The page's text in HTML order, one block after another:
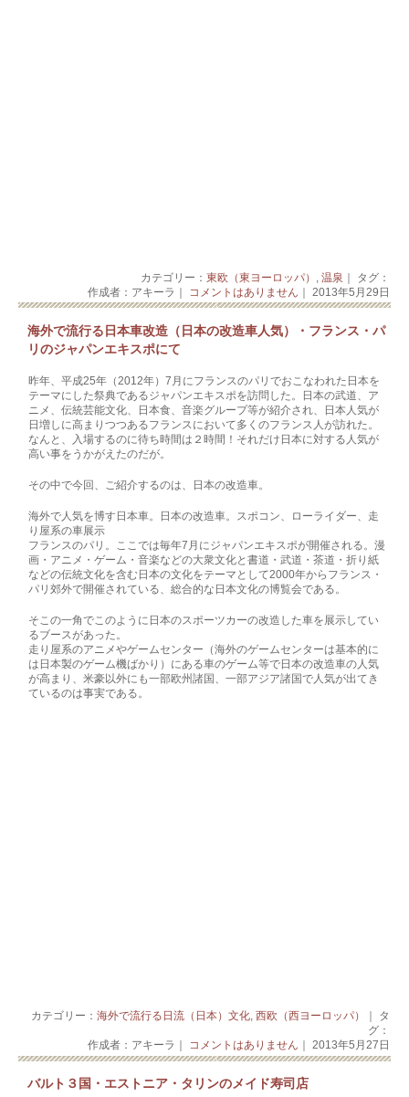
カテゴリー： 東欧（東ヨーロッパ） , 温泉 ｜ タグ：
作成者：アキーラ｜ コメントはありません ｜ 2013年5月29日
海外で流行る日本車改造（日本の改造車人気）・フランス・パ
リのジャパンエキスポにて
昨年、平成25年（2012年）7月にフランスのパリでおこなわれた日本を
テーマにした祭典であるジャパンエキスポを訪問した。日本の武道、ア
ニメ、伝統芸能文化、日本食、音楽グループ等が紹介され、日本人気が
日増しに高まりつつあるフランスにおいて多くのフランス人が訪れた。
なんと、入場するのに待ち時間は２時間！それだけ日本に対する人気が
高い事をうかがえたのだが。
その中で今回、ご紹介するのは、日本の改造車。
海外で人気を博す日本車。日本の改造車。スポコン、ローライダー、走
り屋系の車展示
フランスのパリ。ここでは毎年7月にジャパンエキスポが開催される。漫
画・アニメ・ゲーム・音楽などの大衆文化と書道・武道・茶道・折り紙
などの伝統文化を含む日本の文化をテーマとして2000年からフランス・
パリ郊外で開催されている、総合的な日本文化の博覧会である。
そこの一角でこのように日本のスポーツカーの改造した車を展示してい
るブースがあった。
走り屋系のアニメやゲームセンター（海外のゲームセンターは基本的に
は日本製のゲーム機ばかり）にある車のゲーム等で日本の改造車の人気
が高まり、米豪以外にも一部欧州諸国、一部アジア諸国で人気が出てき
ているのは事実である。
カテゴリー： 海外で流行る日流（日本）文化, 西欧（西ヨーロッパ）
｜ タ
グ：
作成者：アキーラ｜ コメントはありません ｜ 2013年5月27日
バルト３国・エストニア・タリンのメイド寿司店